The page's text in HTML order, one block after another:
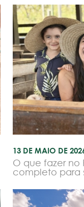
13 DE MAIO DE
O que fazer no
completo para